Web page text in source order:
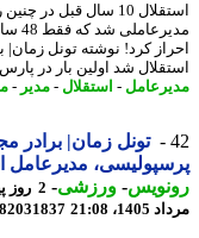
استقلال 10 سال قبل در چنین
مدیرعاملی شد
کرد! نوشته تونل زمان|
شد اولین بار در پارس
-استقلال-مدیر-
تونل زمان| برادر
مدیرعامل
-ورزشی-
21:08
82031837